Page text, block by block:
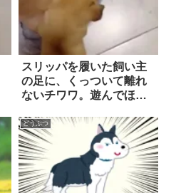
スリッパを履いた飼い主
の足に、くっついて離れ
ないチワワ。遊んでほし
どうぶつ